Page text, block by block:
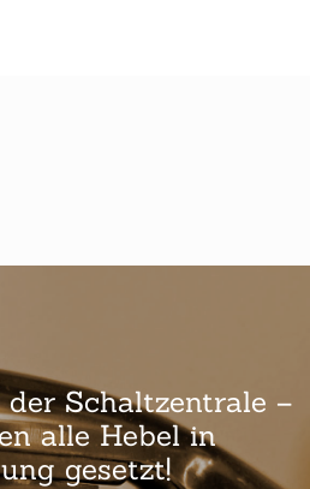
Schaltzentrale –
alle Hebel in
gesetzt!